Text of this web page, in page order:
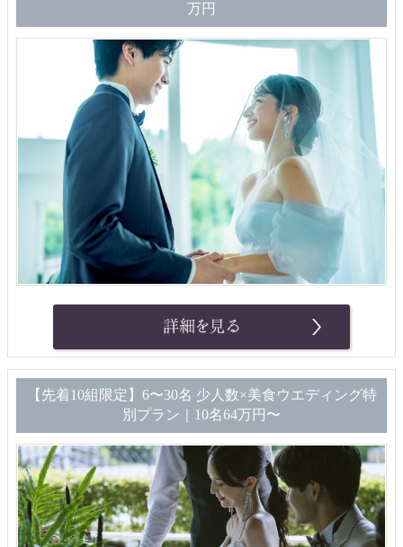
万円
【先着10組限定】6〜30名 少人数×美食ウエディング特
別プラン｜10名64万円〜